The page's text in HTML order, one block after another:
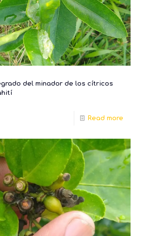
del minador de los cítricos
Read more